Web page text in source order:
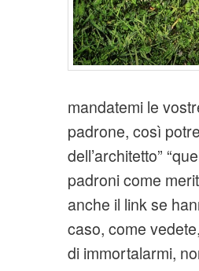
mandatemi le
padrone, così
dell’architetto”
padroni come
anche il link se
caso, come
di immortalarmi,